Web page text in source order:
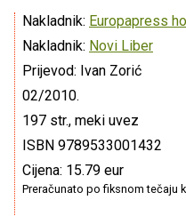
Nakladnik: Europapress
Nakladnik: Novi Liber
Prijevod: Ivan Zorić
02/2010.
197 str., meki uvez
ISBN 9789533001432
Cijena: 15.79 eur
Preračunato po fiksnom tečaju